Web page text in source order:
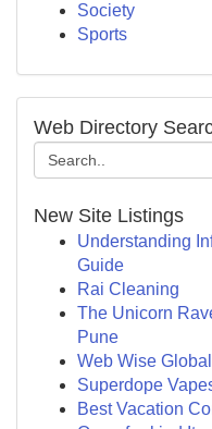
Society
Sports
Web Directory
New Site Listings
Understanding
Guide
Rai Cleaning
The Unicorn
Pune
Web Wise
Superdope
Best Vacation